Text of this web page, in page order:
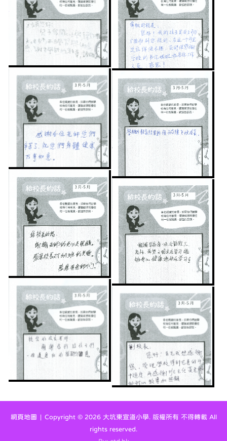
網頁地圖 | Copyright © 2026 大坑東宣道小學. 版權所有 不得轉載 All
rights reserved.